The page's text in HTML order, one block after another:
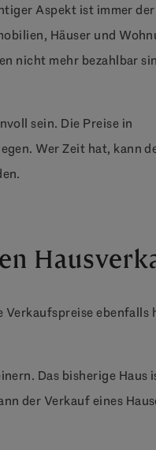
Aspekt ist immer der
Häuser und
nicht mehr bezahlbar
sein. Die Preise in
Wer Zeit hat, kann
Verkaufspreise ebenfalls
Das bisherige Haus
der Verkauf eines